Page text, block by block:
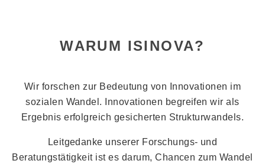
WARUM ISINOVA?
Wir forschen zur Bedeutung von Innovationen im
sozialen Wandel. Innovationen begreifen wir als
Ergebnis erfolgreich gesicherten Strukturwandels.
Leitgedanke unserer Forschungs- und
Beratungstätigkeit ist es darum, Chancen zum Wandel